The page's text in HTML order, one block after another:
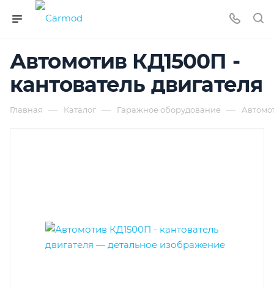
Автомотив КД1500П -
кантователь двигателя
Главная — Каталог — Гаражное оборудование —